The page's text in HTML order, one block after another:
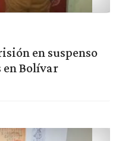
en suspenso
en Bolívar